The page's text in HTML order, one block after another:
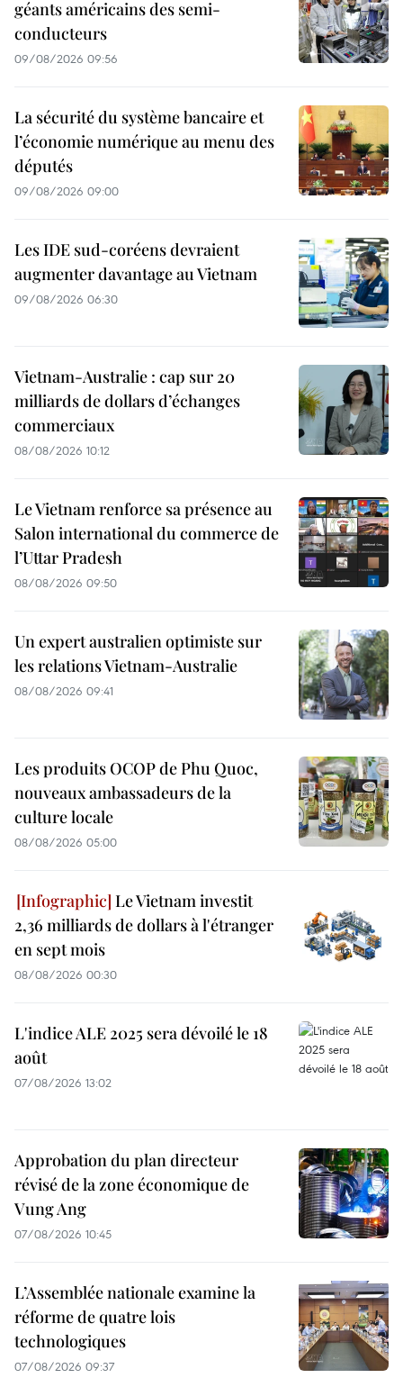
géants américains des semi-
conducteurs
09/08/2026 09:56
La sécurité du système bancaire et
l’économie numérique au menu des
députés
09/08/2026 09:00
Les IDE sud-coréens devraient
augmenter davantage au Vietnam
09/08/2026 06:30
Vietnam-Australie : cap sur 20
milliards de dollars d’échanges
commerciaux
08/08/2026 10:12
Le Vietnam renforce sa présence au
Salon international du commerce de
l’Uttar Pradesh
08/08/2026 09:50
Un expert australien optimiste sur
les relations Vietnam-Australie
08/08/2026 09:41
Les produits OCOP de Phu Quoc,
nouveaux ambassadeurs de la
culture locale
08/08/2026 05:00
Le Vietnam investit
2,36 milliards de dollars à l'étranger
en sept mois
08/08/2026 00:30
L'indice ALE 2025 sera dévoilé le 18
août
07/08/2026 13:02
Approbation du plan directeur
révisé de la zone économique de
Vung Ang
07/08/2026 10:45
L’Assemblée nationale examine la
réforme de quatre lois
technologiques
07/08/2026 09:37